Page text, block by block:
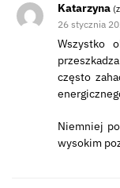
Katarzyna
26 stycznia
Wszystko
często
Niemniej
wysokim